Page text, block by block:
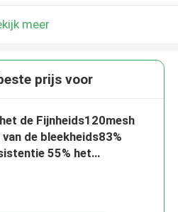
meer
prijs voor
de Fijnheids120mesh
van de bleekheids83%
55% het